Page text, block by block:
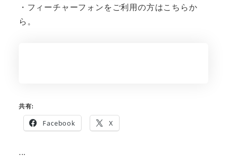
・フィーチャーフォンをご利用の方はこちらか
ら。
共有:
Facebook
X
...